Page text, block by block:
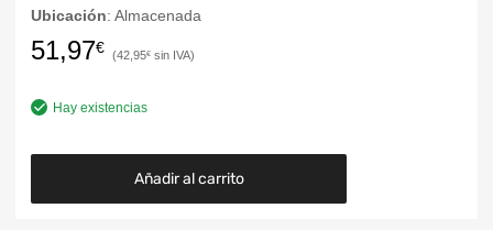
Ubicación: Almacenada
51,97€ 42,95€
Hay existencias
Añadir al carrito